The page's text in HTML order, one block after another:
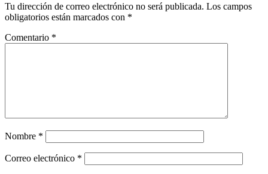
Tu dirección de correo electrónico no será publicada. Los campos
obligatorios están marcados con *
Comentario *
Nombre *
Correo electrónico *